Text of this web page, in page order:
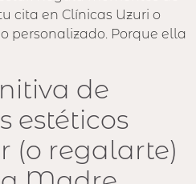
cita en Clínicas Uzuri o
personalizado. Porque ella
de
estéticos
(o regalarte)